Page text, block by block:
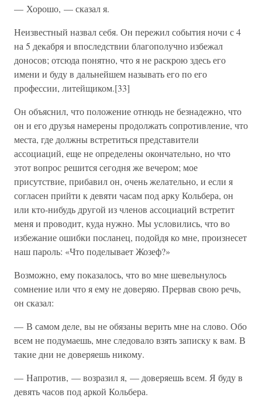
— Хорошо, — сказал я.
Неизвестный назвал себя. Он пережил события ночи с 4
на 5 декабря и впоследствии благополучно избежал
доносов; отсюда понятно, что я не раскрою здесь его
имени и буду в дальнейшем называть его по его
профессии, литейщиком.[33]
Он объяснил, что положение отнюдь не безнадежно, что
он и его друзья намерены продолжать сопротивление, что
места, где должны встретиться представители
ассоциаций, еще не определены окончательно, но что
этот вопрос решится сегодня же вечером; мое
присутствие, прибавил он, очень желательно, и если я
согласен прийти к девяти часам под арку Кольбера, он
или кто-нибудь другой из членов ассоциаций встретит
меня и проводит, куда нужно. Мы условились, что во
избежание ошибки посланец, подойдя ко мне, произнесет
наш пароль: «Что поделывает Жозеф?»
Возможно, ему показалось, что во мне шевельнулось
сомнение или что я ему не доверяю. Прервав свою речь,
он сказал:
— В самом деле, вы не обязаны верить мне на слово. Обо
всем не подумаешь, мне следовало взять записку к вам. В
такие дни не доверяешь никому.
— Напротив, — возразил я, — доверяешь всем. Я буду в
девять часов под аркой Кольбера.